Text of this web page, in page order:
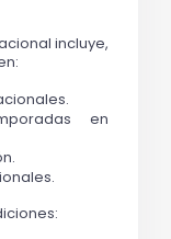
incluye,
en